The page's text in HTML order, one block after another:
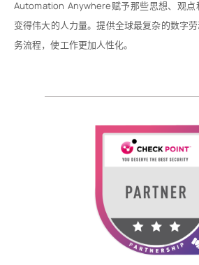
Automation Anywhere赋予那些思想、观点
变得伟大的人力量。提供全球最复杂的数字
务流程，使工作更加人性化。